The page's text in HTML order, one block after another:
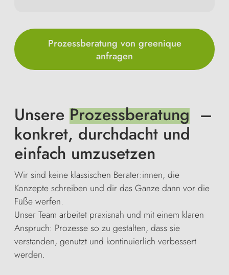
Prozessberatung von greenique
anfragen
Unsere Prozessberatung –
konkret, durchdacht und
einfach umzusetzen
Wir sind keine klassischen Berater:innen, die
Konzepte schreiben und dir das Ganze dann vor die
Füße werfen.
Unser Team arbeitet praxisnah und mit einem klaren
Anspruch: Prozesse so zu gestalten, dass sie
verstanden, genutzt und kontinuierlich verbessert
werden.